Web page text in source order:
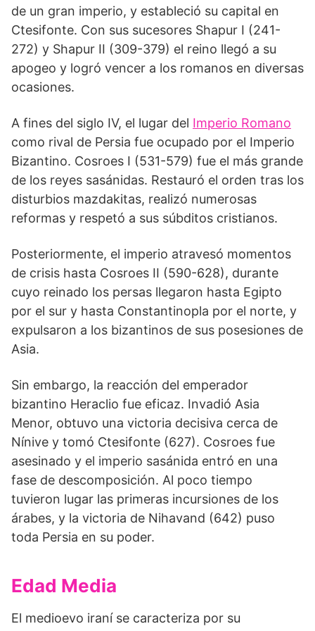
de un gran imperio, y estableció su capital en
Ctesifonte. Con sus sucesores Shapur I (241-
272) y Shapur II (309-379) el reino llegó a su
apogeo y logró vencer a los romanos en diversas
ocasiones.
A fines del siglo IV, el lugar del Imperio Romano
como rival de Persia fue ocupado por el Imperio
Bizantino. Cosroes I (531-579) fue el más grande
de los reyes sasánidas. Restauró el orden tras los
disturbios mazdakitas, realizó numerosas
reformas y respetó a sus súbditos cristianos.
Posteriormente, el imperio atravesó momentos
de crisis hasta Cosroes II (590-628), durante
cuyo reinado los persas llegaron hasta Egipto
por el sur y hasta Constantinopla por el norte, y
expulsaron a los bizantinos de sus posesiones de
Asia.
Sin embargo, la reacción del emperador
bizantino Heraclio fue eficaz. Invadió Asia
Menor, obtuvo una victoria decisiva cerca de
Nínive y tomó Ctesifonte (627). Cosroes fue
asesinado y el imperio sasánida entró en una
fase de descomposición. Al poco tiempo
tuvieron lugar las primeras incursiones de los
árabes, y la victoria de Nihavand (642) puso
toda Persia en su poder.
Edad Media
El medioevo iraní se caracteriza por su